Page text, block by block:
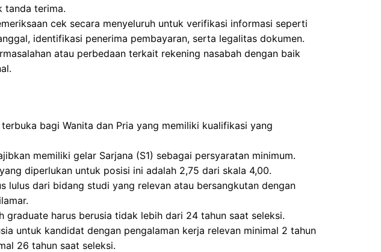
tanda terima.
cek secara menyeluruh untuk verifikasi informasi seperti
identifikasi penerima pembayaran, serta legalitas dokumen.
atau perbedaan terkait rekening nasabah dengan baik
bagi Wanita dan Pria yang memiliki kualifikasi yang
memiliki gelar Sarjana (S1) sebagai persyaratan minimum.
diperlukan untuk posisi ini adalah 2,75 dari skala 4,00.
lulus dari bidang studi yang relevan atau bersangkutan dengan
graduate harus berusia tidak lebih dari 24 tahun saat seleksi.
untuk kandidat dengan pengalaman kerja relevan minimal 2 tahun
26 tahun saat seleksi.